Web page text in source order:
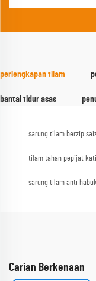
perlengkapan tilam
bantal tidur asas
sarung tilam berzip
tilam tahan pepijat katil
sarung tilam anti
Carian Berkenaan